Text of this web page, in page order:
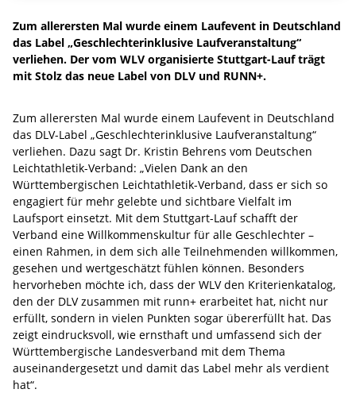
Zum allerersten Mal wurde einem Laufevent in Deutschland
das Label „Geschlechterinklusive Laufveranstaltung“
verliehen. Der vom WLV organisierte Stuttgart-Lauf trägt
mit Stolz das neue Label von DLV und RUNN+.
Zum allerersten Mal wurde einem Laufevent in Deutschland
das DLV-Label „Geschlechterinklusive Laufveranstaltung“
verliehen. Dazu sagt Dr. Kristin Behrens vom Deutschen
Leichtathletik-Verband: „Vielen Dank an den
Württembergischen Leichtathletik-Verband, dass er sich so
engagiert für mehr gelebte und sichtbare Vielfalt im
Laufsport einsetzt. Mit dem Stuttgart-Lauf schafft der
Verband eine Willkommenskultur für alle Geschlechter –
einen Rahmen, in dem sich alle Teilnehmenden willkommen,
gesehen und wertgeschätzt fühlen können. Besonders
hervorheben möchte ich, dass der WLV den Kriterienkatalog,
den der DLV zusammen mit runn+ erarbeitet hat, nicht nur
erfüllt, sondern in vielen Punkten sogar übererfüllt hat. Das
zeigt eindrucksvoll, wie ernsthaft und umfassend sich der
Württembergische Landesverband mit dem Thema
auseinandergesetzt und damit das Label mehr als verdient
hat“.